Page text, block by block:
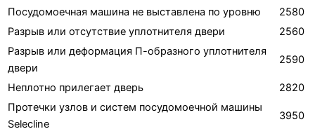
Посудомоечная машина не выставлена по уровню
2580
Разрыв или отсутствие уплотнителя двери
2560
Разрыв или деформация П-образного уплотнителя
двери
2590
Неплотно прилегает дверь
2820
Протечки узлов и систем посудомоечной машины
Selecline
3950